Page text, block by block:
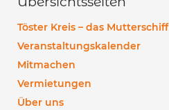
Töster Kreis – das Mutterschiff
Veranstaltungskalender
Mitmachen
Vermietungen
Über uns